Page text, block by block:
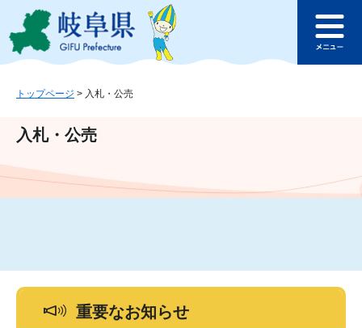
ジ
ュ
文
このページの本文へ
ュ
トップページ > 入札・公売
入札・公売
重要なお知らせ